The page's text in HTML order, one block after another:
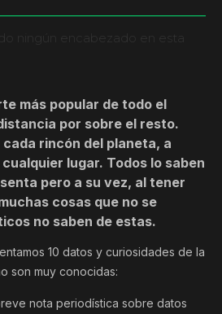
ningún encabezado en esta
más popular de todo el
por sobre el resto.
rincón del planeta, a
lugar. Todos lo saben
pero a su vez, al tener
cosas que no se
no saben de estas.
10 datos y curiosidades de la
son muy conocidas:
nota periodística sobre datos